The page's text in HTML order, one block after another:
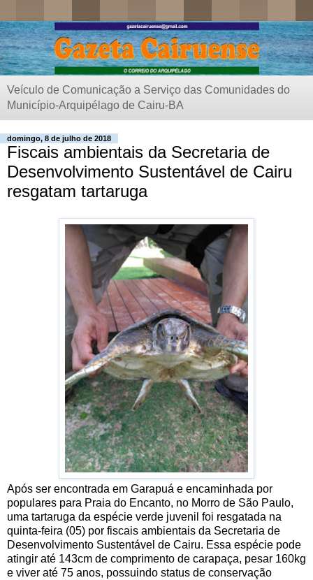
Veículo de Comunicação a Serviço das Comunidades do
Município-Arquipélago de Cairu-BA
domingo, 8 de julho de 2018
Fiscais ambientais da Secretaria de
Desenvolvimento Sustentável de Cairu
resgatam tartaruga
Após ser encontrada em Garapuá e encaminhada por
populares para Praia do Encanto, no Morro de São Paulo,
uma tartaruga da espécie verde juvenil foi resgatada na
quinta-feira (05) por fiscais ambientais da Secretaria de
Desenvolvimento Sustentável de Cairu. Essa espécie pode
atingir até 143cm de comprimento de carapaça, pesar 160kg
e viver até 75 anos, possuindo status de conservação